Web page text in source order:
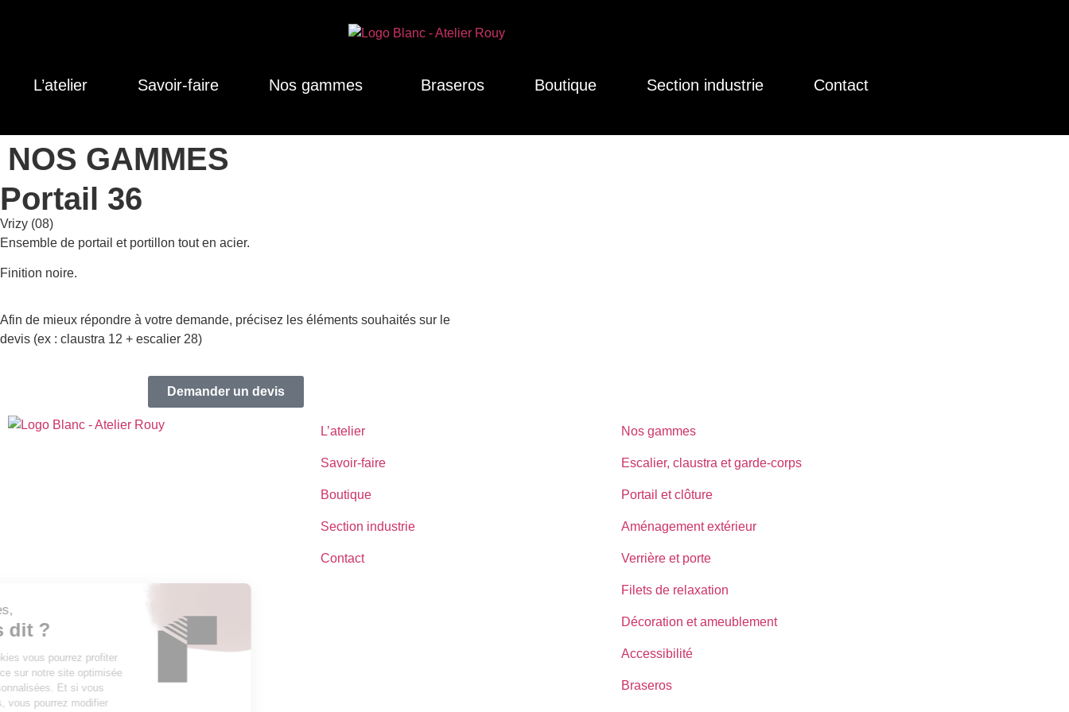
L’atelier Savoir-faire Nos gammes Braseros Boutique Section industrie Contact
NOS GAMMES
Portail 36
Vrizy (08)
Ensemble de portail et portillon tout en acier.
Finition noire.
Afin de mieux répondre à votre demande, précisez les éléments souhaités sur le
devis (ex : claustra 12 + escalier 28)
Demander un devis
L’atelier
Savoir-faire
Boutique
Section industrie
Contact
Nos gammes
Escalier, claustra et garde-corps
Portail et clôture
Aménagement extérieur
Verrière et porte
Filets de relaxation
Décoration et ameublement
Accessibilité
Braseros